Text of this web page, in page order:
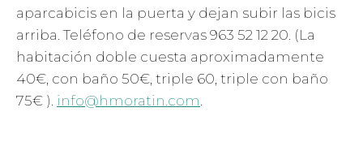
aparcabicis en la puerta y dejan subir las bicis
arriba. Teléfono de reservas 963 52 12 20. (La
habitación doble cuesta aproximadamente
40€, con baño 50€, triple 60, triple con baño
75€ ). info@hmoratin.com.